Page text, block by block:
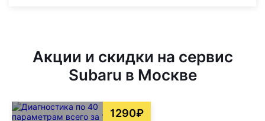
Акции и скидки на сервис
Subaru в Москве
1290₽